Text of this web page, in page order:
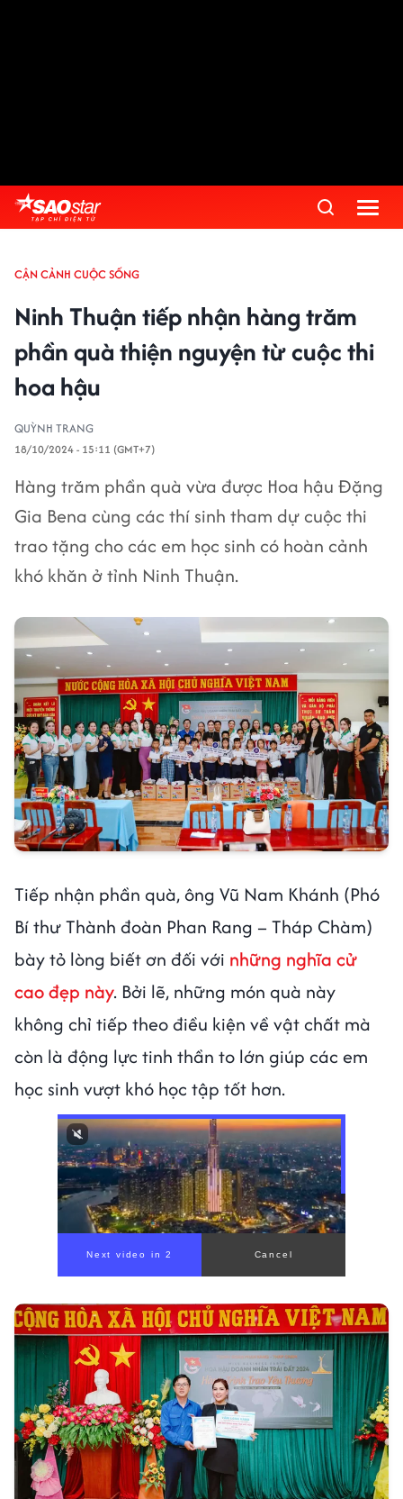
CẬN CẢNH CUỘC SỐNG
Ninh Thuận tiếp nhận hàng trăm
phần quà thiện nguyện từ cuộc thi
hoa hậu
QUỲNH TRANG
18/10/2024 - 15:11 (GMT+7)
Hàng trăm phần quà vừa được Hoa hậu Đặng
Gia Bena cùng các thí sinh tham dự cuộc thi
trao tặng cho các em học sinh có hoàn cảnh
khó khăn ở tỉnh Ninh Thuận.
Tiếp nhận phần quà, ông Vũ Nam Khánh (Phó
Bí thư Thành đoàn Phan Rang – Tháp Chàm)
bày tỏ lòng biết ơn đối với những nghĩa cử
cao đẹp này. Bởi lẽ, những món quà này
không chỉ tiếp theo điều kiện về vật chất mà
còn là động lực tinh thần to lớn giúp các em
học sinh vượt khó học tập tốt hơn.